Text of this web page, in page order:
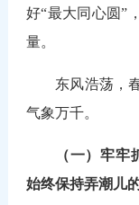
好“最大同心圆”
量。
东风浩荡，
气象万千。
（一）牢
始终保持弄潮儿